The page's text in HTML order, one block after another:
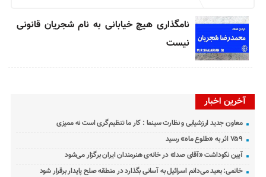
نامگذاری هیچ خیابانی به نام شجریان قانونی
نیست
آخرین اخبار
معاون جدید ارزشیابی و نظارت سینما : کار ما تنظیم‌گری است نه ممیزی
۷۵۹ اثر به «طلوع ماه» رسید
آیین نکوداشت «آقای صدا» در خانه‌ی هنرمندان ایران برگزار می‌شود
خاتمی: بعید می‌دانم اسرائیل به آسانی بگذارد در منطقه صلح پایدار برقرار شود